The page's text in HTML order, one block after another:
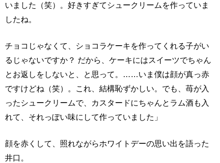
いました（笑）。好きすぎてシュークリームを作っていま
したね。
チョコじゃなくて、ショコラケーキを作ってくれる子がい
るじゃないですか？ だから、ケーキにはスイーツでちゃん
とお返しをしないと、と思って。……いま僕は顔が真っ赤
ですけどね（笑）。これ、結構恥ずかしい。でも、苺が入
ったシュークリームで、カスタードにちゃんとラム酒も入
れて、それっぽい味にして作っていました」
顔を赤くして、照れながらホワイトデーの思い出を語った
井口。